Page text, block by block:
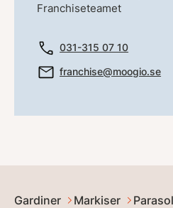
Franchiseteamet
031-315 07 10
franchise@moogio.se
Gardiner Markiser